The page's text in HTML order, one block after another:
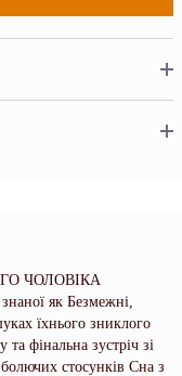
ЧОЛОВІКА
як Безмежні,
їхнього зниклого
фінальна зустріч зі
стосунків Сна з